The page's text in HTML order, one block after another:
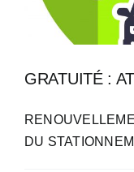
GRATUITÉ :
DU